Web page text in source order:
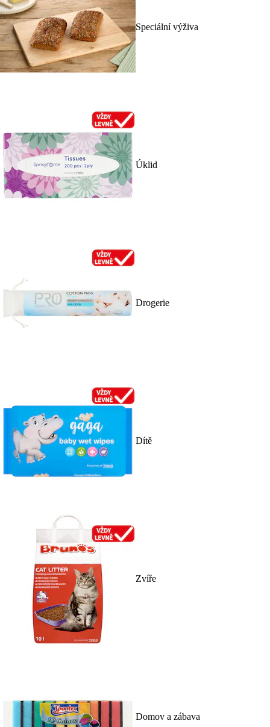
Speciální výživa
Úklid
Drogerie
Dítě
Zvíře
Domov a zábava